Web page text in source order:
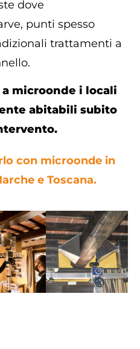
dove
punti spesso
trattamenti a
microonde i locali
abitabili subito
con microonde in
e Toscana.